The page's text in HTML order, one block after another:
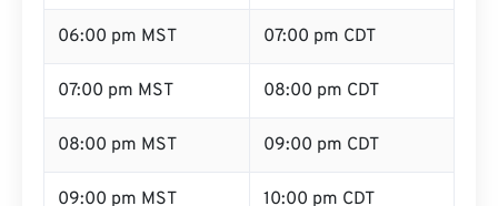
06:00 pm MST 07:00 pm CDT
07:00 pm MST 08:00 pm CDT
08:00 pm MST 09:00 pm CDT
09:00 pm MST 10:00 pm CDT